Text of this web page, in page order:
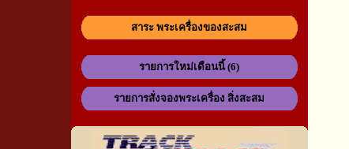
สาระ พระเครื่องของสะสม
รายการใหม่เดือนนี้ (6)
รายการสั่งจองพระเครื่อง สิ่งสะสม